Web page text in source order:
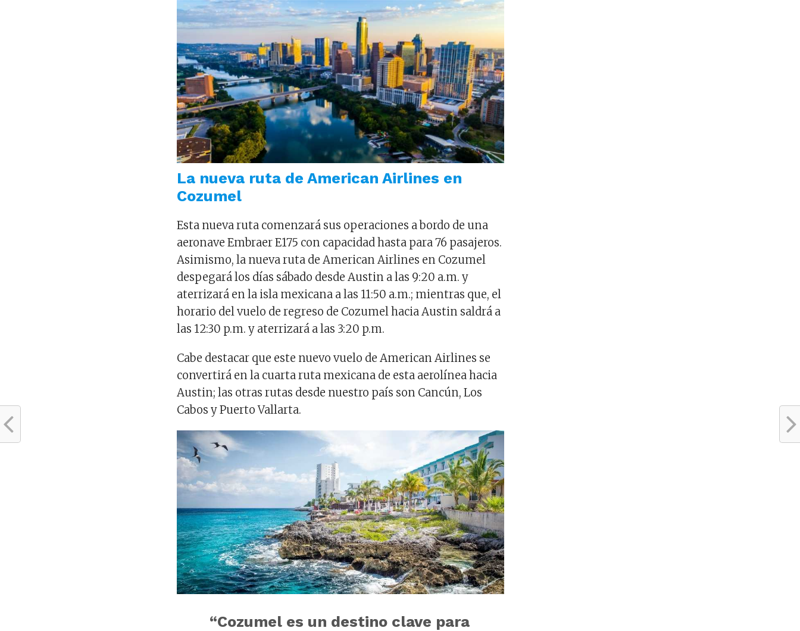
La nueva ruta de American Airlines en
Cozumel
Esta nueva ruta comenzará sus operaciones a bordo de una
aeronave Embraer E175 con capacidad hasta para 76 pasajeros.
Asimismo, la nueva ruta de American Airlines en Cozumel
despegará los días sábado desde Austin a las 9:20 a.m. y
aterrizará en la isla mexicana a las 11:50 a.m.; mientras que, el
horario del vuelo de regreso de Cozumel hacia Austin saldrá a
las 12:30 p.m. y aterrizará a las 3:20 p.m.
Cabe destacar que este nuevo vuelo de American Airlines se
convertirá en la cuarta ruta mexicana de esta aerolínea hacia
Austin; las otras rutas desde nuestro país son Cancún, Los
Cabos y Puerto Vallarta.
“Cozumel es un destino clave para